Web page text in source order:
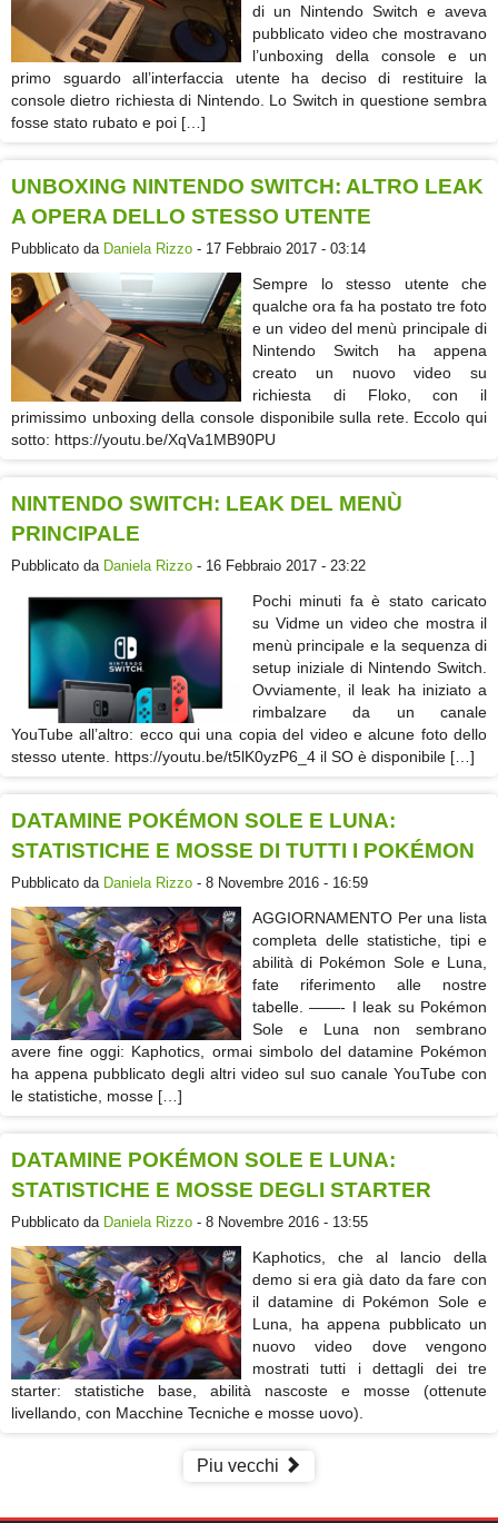
di un Nintendo Switch e aveva
pubblicato video che mostravano
l’unboxing della console e un
primo sguardo all’interfaccia utente ha deciso di restituire la
console dietro richiesta di Nintendo. Lo Switch in questione sembra
fosse stato rubato e poi […]
UNBOXING NINTENDO SWITCH: ALTRO LEAK
A OPERA DELLO STESSO UTENTE
Pubblicato da Daniela Rizzo - 17 Febbraio 2017 - 03:14
Sempre lo stesso utente che
qualche ora fa ha postato tre foto
e un video del menù principale di
Nintendo Switch ha appena
creato un nuovo video su
richiesta di Floko, con il
primissimo unboxing della console disponibile sulla rete. Eccolo qui
sotto: https://youtu.be/XqVa1MB90PU
NINTENDO SWITCH: LEAK DEL MENÙ
PRINCIPALE
Pubblicato da Daniela Rizzo - 16 Febbraio 2017 - 23:22
Pochi minuti fa è stato caricato
su Vidme un video che mostra il
menù principale e la sequenza di
setup iniziale di Nintendo Switch.
Ovviamente, il leak ha iniziato a
rimbalzare da un canale
YouTube all’altro: ecco qui una copia del video e alcune foto dello
stesso utente. https://youtu.be/t5lK0yzP6_4 il SO è disponibile […]
DATAMINE POKÉMON SOLE E LUNA:
STATISTICHE E MOSSE DI TUTTI I POKÉMON
Pubblicato da Daniela Rizzo - 8 Novembre 2016 - 16:59
AGGIORNAMENTO Per una lista
completa delle statistiche, tipi e
abilità di Pokémon Sole e Luna,
fate riferimento alle nostre
tabelle. ——- I leak su Pokémon
Sole e Luna non sembrano
avere fine oggi: Kaphotics, ormai simbolo del datamine Pokémon
ha appena pubblicato degli altri video sul suo canale YouTube con
le statistiche, mosse […]
DATAMINE POKÉMON SOLE E LUNA:
STATISTICHE E MOSSE DEGLI STARTER
Pubblicato da Daniela Rizzo - 8 Novembre 2016 - 13:55
Kaphotics, che al lancio della
demo si era già dato da fare con
il datamine di Pokémon Sole e
Luna, ha appena pubblicato un
nuovo video dove vengono
mostrati tutti i dettagli dei tre
starter: statistiche base, abilità nascoste e mosse (ottenute
livellando, con Macchine Tecniche e mosse uovo).
Piu vecchi